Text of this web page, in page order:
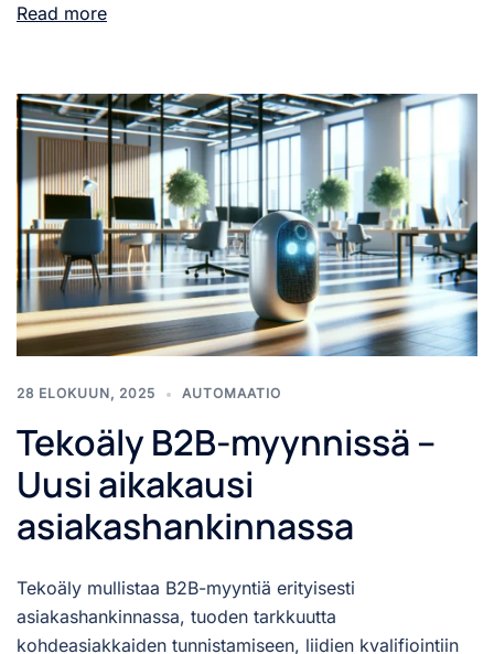
Read more
28 ELOKUUN, 2025 AUTOMAATIO
Tekoäly B2B-myynnissä –
Uusi aikakausi
asiakashankinnassa
Tekoäly mullistaa B2B-myyntiä erityisesti
asiakashankinnassa, tuoden tarkkuutta
kohdeasiakkaiden tunnistamiseen, liidien kvalifiointiin